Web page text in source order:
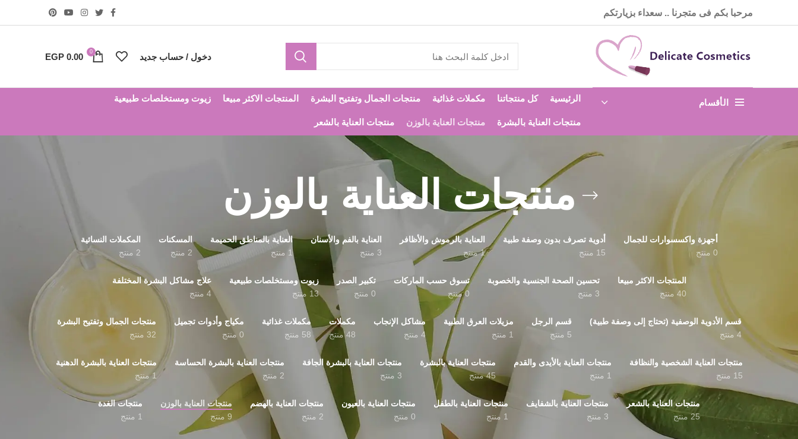
مرحبا بكم فى متجرنا .. سعداء بزيارتكم
دخول / حساب جديد 0
EGP 0.00
الأقسام الرئيسية كل منتجاتنا مكملات غذائية منتجات الجمال وتفتيح البشرة المنتجات الاكثر مبيعا زيوت ومستخلصات طبيعية
منتجات العناية بالبشرة منتجات العناية بالوزن منتجات العناية بالشعر
منتجات العناية بالوزن
أجهزة واكسسوارات للجمال
0 منتج
أدوية تصرف بدون وصفة طبية
15 منتج
العناية بالرموش والأظافر
1 منتج
العناية بالفم والأسنان
3 منتج
العناية بالمناطق الحميمة
1 منتج
المسكنات
2 منتج
المكملات النسائية
2 منتج
المنتجات الاكثر مبيعا
40 منتج
تحسين الصحة الجنسية والخصوبة
3 منتج
تسوق حسب الماركات
0 منتج
تكبير الصدر
0 منتج
زيوت ومستخلصات طبيعية
13 منتج
علاج مشاكل البشرة المختلفة
4 منتج
قسم الأدوية الوصفية (تحتاج إلى وصفة طبية)
4 منتج
قسم الرجل
5 منتج
مزيلات العرق الطبية
1 منتج
مشاكل الإنجاب
4 منتج
مكملات
48 منتج
مكملات غذائية
58 منتج
مكياج وأدوات تجميل
0 منتج
منتجات الجمال وتفتيح البشرة
32 منتج
منتجات العناية الشخصية والنظافة
15 منتج
منتجات العناية بالأيدى والقدم
1 منتج
منتجات العناية بالبشرة
45 منتج
منتجات العناية بالبشرة الجافة
3 منتج
منتجات العناية بالبشرة الحساسة
2 منتج
منتجات العناية بالبشرة الدهنية
1 منتج
منتجات العناية بالشعر
25 منتج
منتجات العناية بالشفايف
3 منتج
منتجات العناية بالطفل
1 منتج
منتجات العناية بالعيون
0 منتج
منتجات العناية بالهضم
2 منتج
منتجات العناية بالوزن
9 منتج
منتجات الغدة
1 منتج